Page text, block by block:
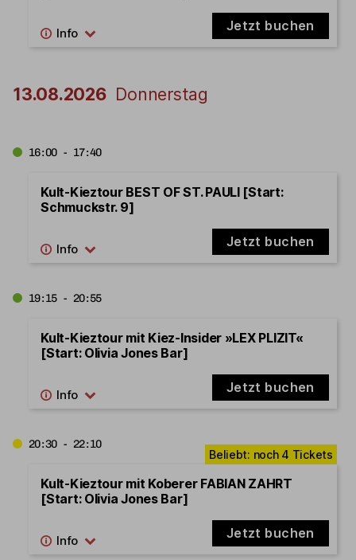
Jetzt buchen
13.08.2026 Donnerstag
16:00 - 17:40
Kult-Kieztour BEST OF ST. PAULI [Start:
Schmuckstr. 9]
Jetzt buchen
19:15 - 20:55
Kult-Kieztour mit Kiez-Insider »LEX PLIZIT«
[Start: Olivia Jones Bar]
Jetzt buchen
20:30 - 22:10
Kult-Kieztour mit Koberer FABIAN ZAHRT
[Start: Olivia Jones Bar]
Jetzt buchen